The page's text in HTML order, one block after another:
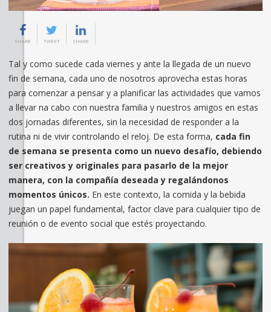
SHARE TWEET SHARE
Tal y como sucede cada viernes y ante la llegada de un nuevo
fin de semana, cada uno de nosotros aprovecha estas horas
para comenzar a pensar y a planificar las actividades que vamos
a llevar na cabo con nuestra familia y nuestros amigos en estas
dos jornadas diferentes, sin la necesidad de responder a la
rutina ni de vivir controlando el reloj. De esta forma, cada fin
de semana se presenta como un nuevo desafío, debiendo
ser creativos y originales para pasarlo de la mejor
manera, con la compañía deseada y regalándonos
momentos únicos. En este contexto, la comida y la bebida
juegan un papel fundamental, factor clave para cualquier tipo de
reunión o de evento social que estés proyectando.